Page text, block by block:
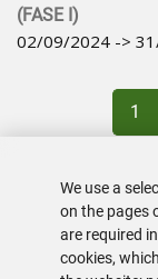
(FASE I)
02/09/2024 ->
1
We use a
on the pages
are required
cookies,